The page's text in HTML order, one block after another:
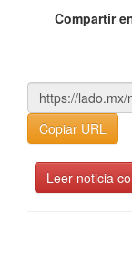
Compartir
Copiar URL
Leer noticia